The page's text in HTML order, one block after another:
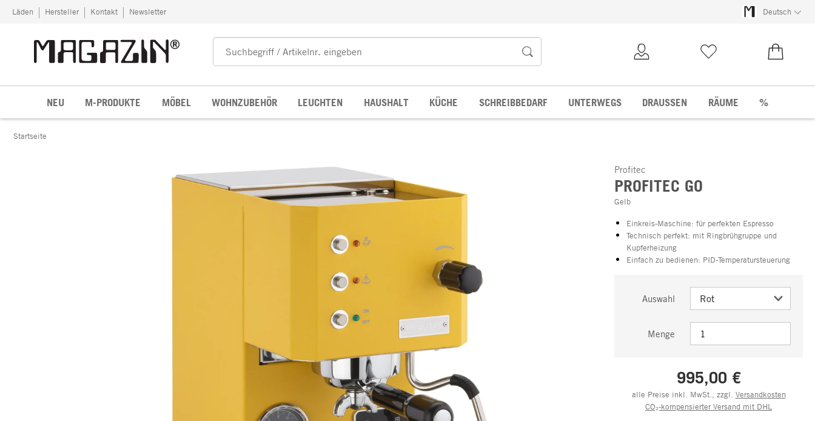
Zum Inhalt springen
Läden Hersteller Kontakt Newsletter Deutsch
NEU M-PRODUKTE MÖBEL WOHNZUBEHÖR LEUCHTEN HAUSHALT KÜCHE SCHREIBBEDARF UNTERWEGS DRAUSSEN RÄUME %
Startseite
Profitec
PROFITEC GO
Gelb
Einkreis-Maschine: für perfekten Espresso
Technisch perfekt: mit Ringbrühgruppe und
Kupferheizung
Einfach zu bedienen: PID-Temperatursteuerung
Auswahl
Menge
995,00 €
alle Preise inkl. MwSt., zzgl. Versandkosten
CO₂-kompensierter Versand mit DHL